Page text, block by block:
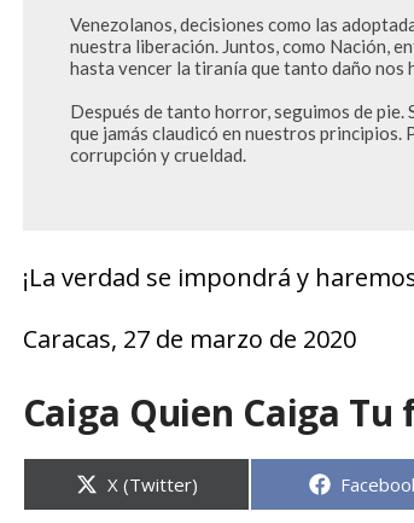
Venezolanos, decisiones como las
nuestra liberación. Juntos, como Nación,
hasta vencer la tiranía que tanto daño nos
Después de tanto horror, seguimos de
que jamás claudicó en nuestros
corrupción y crueldad.
¡La verdad se impondrá y
Caracas, 27 de marzo de 2020
Caiga Quien Caiga Tu
Compartir
en
X (Twitter)